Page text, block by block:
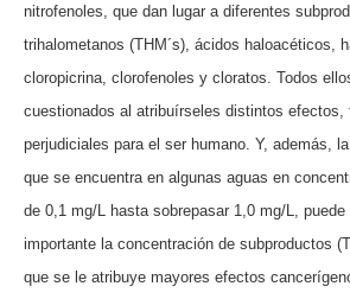
nitrofenoles, que dan lugar a diferentes
trihalometanos (THM´s), ácidos haloacéticos,
cloropicrina, clorofenoles y cloratos. Todos
cuestionados al atribuírseles distintos efectos,
perjudiciales para el ser humano. Y, además,
que se encuentra en algunas aguas en
de 0,1 mg/L hasta sobrepasar 1,0 mg/L, puede
importante la concentración de subproductos
que se le atribuye mayores efectos